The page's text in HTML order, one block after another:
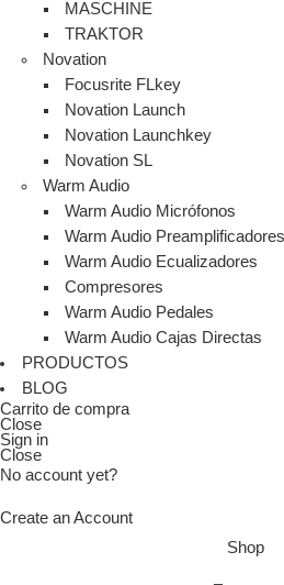
MASCHINE
TRAKTOR
Novation
Focusrite FLkey
Novation Launch
Novation Launchkey
Novation SL
Warm Audio
Warm Audio Micrófonos
Warm Audio Preamplificadores
Warm Audio Ecualizadores
Compresores
Warm Audio Pedales
Warm Audio Cajas Directas
PRODUCTOS
BLOG
Carrito de compra
Close
Sign in
Close
No account yet?
Create an Account
Shop